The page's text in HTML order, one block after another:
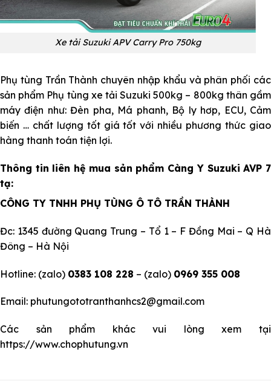
Xe tải Suzuki APV Carry Pro 750kg
Phụ tùng Trần Thành chuyên nhập khẩu và phân phối các
sản phẩm Phụ tùng xe tải Suzuki 500kg – 800kg thân gầm
máy điện như:Đèn pha, Má phanh, Bộ ly hơp, ECU, Cảm
biến … chất lượng tốt giá tốt với nhiều phương thức giao
hàng thanh toán tiện lợi.
Thông tin liên hệ mua sản phẩm Càng Y Suzuki AVP 7
tạ:
CÔNG TY TNHH PHỤ TÙNG Ô TÔ TRẦN THÀNH
Đc: 1345 đường Quang Trung – Tổ 1 – F Đồng Mai – Q Hà
Đông – Hà Nội
Hotline: (zalo) 0383 108 228 – (zalo) 0969 355 008
Email: phutungototranthanhcs2@gmail.com
Các sản phẩm khác vui lòng xem tại
https://www.chophutung.vn